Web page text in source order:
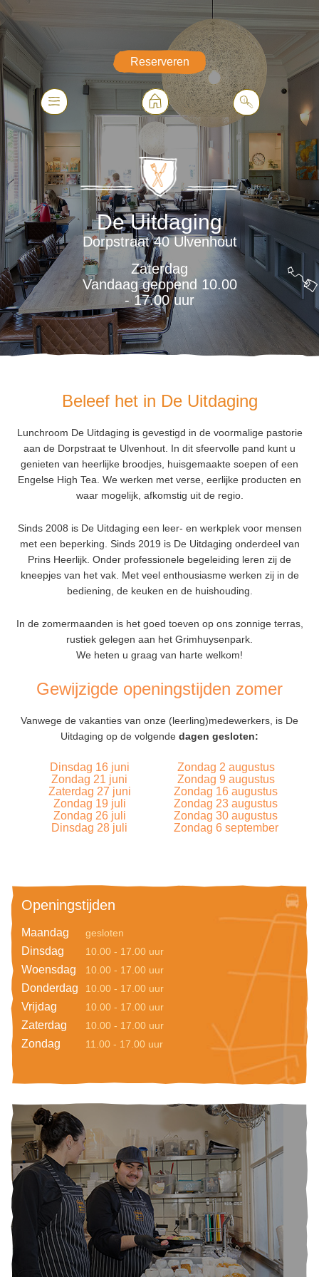
Reserveren
De Uitdaging
Dorpstraat 40 Ulvenhout
Zaterdag
Vandaag geopend 10.00
- 17.00 uur
Beleef het in De Uitdaging
Lunchroom De Uitdaging is gevestigd in de voormalige pastorie
aan de Dorpstraat te Ulvenhout. In dit sfeervolle pand kunt u
genieten van heerlijke broodjes, huisgemaakte soepen of een
Engelse High Tea. We werken met verse, eerlijke producten en
waar mogelijk, afkomstig uit de regio.
Sinds 2008 is De Uitdaging een leer- en werkplek voor mensen
met een beperking. Sinds 2019 is De Uitdaging onderdeel van
Prins Heerlijk. Onder professionele begeleiding leren zij de
kneepjes van het vak. Met veel enthousiasme werken zij in de
bediening, de keuken en de huishouding.
In de zomermaanden is het goed toeven op ons zonnige terras,
rustiek gelegen aan het Grimhuysenpark.
We heten u graag van harte welkom!
Gewijzigde openingstijden zomer
Vanwege de vakanties van onze (leerling)medewerkers, is De
Uitdaging op de volgende dagen gesloten:
Dinsdag 16 juni
Zondag 2 augustus
Zondag 21 juni
Zondag 9 augustus
Zaterdag 27 juni
Zondag 16 augustus
Zondag 19 juli
Zondag 23 augustus
Zondag 26 juli
Zondag 30 augustus
Dinsdag 28 juli
Zondag 6 september
Openingstijden
Maandag gesloten
Dinsdag 10.00 - 17.00 uur
Woensdag 10.00 - 17.00 uur
Donderdag 10.00 - 17.00 uur
Vrijdag 10.00 - 17.00 uur
Zaterdag 10.00 - 17.00 uur
Zondag 11.00 - 17.00 uur